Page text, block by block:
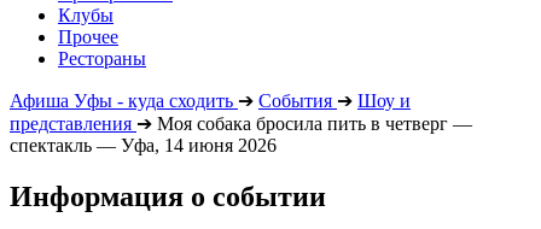
Клубы
Прочее
Рестораны
Афиша Уфы - куда сходить ➔ События ➔ Шоу и
представления ➔ Моя собака бросила пить в четверг —
спектакль — Уфа, 14 июня 2026
Информация о событии